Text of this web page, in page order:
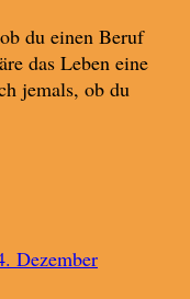
du einen Beruf
das Leben eine
jemals, ob du
Dezember